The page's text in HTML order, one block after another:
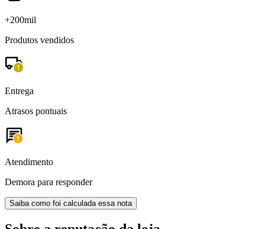
+200mil
Produtos vendidos
Entrega
Atrasos pontuais
Atendimento
Demora para responder
Saiba como foi calculada essa nota